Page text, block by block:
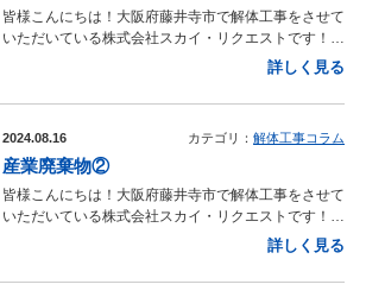
リスク】 解体工事費用が高くなる老朽化した空き家
の解体は、未老朽の建物に比べて費用が高くなる傾向
行うことをお勧めします。 景観が悪化する 空き家が
犯罪の発生やゴミの不法投棄など、様々な問題を引き
起こす原因となります。 犯罪に利用される可能性が
スクが高まります。また、チラシや雑草などの燃えや
すい物が溜まりやすく、放火のターゲットになりやす
いです。 ゴミの不法投棄場所になる放置された空き
て悪臭や害虫、害獣の発生が近隣住民の生活に健康被
皆様こんにちは！大阪府藤井寺市で解体工事をさせて
いただいている株式会社スカイ・リクエストです！大
阪の物件で解体工事をしたいと考えられている皆様
ンに加えて、空き家を解体する際に活用できる空き家
れているのではないでしょうか？今日は大阪での空き
家解体ローンと住宅ローンの違いについてご紹介して
いきます！ ■空き家解体ローンと住宅ローンの違
い 大阪で空き家の解体工事を行う際に利用できるロ
「空き家解体ローン」と「住宅ローン」がありま
詳しく見る
2024.08.16 カテゴリ：解体工事コラム
産業廃棄物②
皆様こんにちは！大阪府藤井寺市で解体工事をさせて
いただいている株式会社スカイ・リクエストです！前
回に続いて大阪で解体工事を検討している皆様は産業
われている方も多いのではないのでしょうか？ 今回
詳しく見る